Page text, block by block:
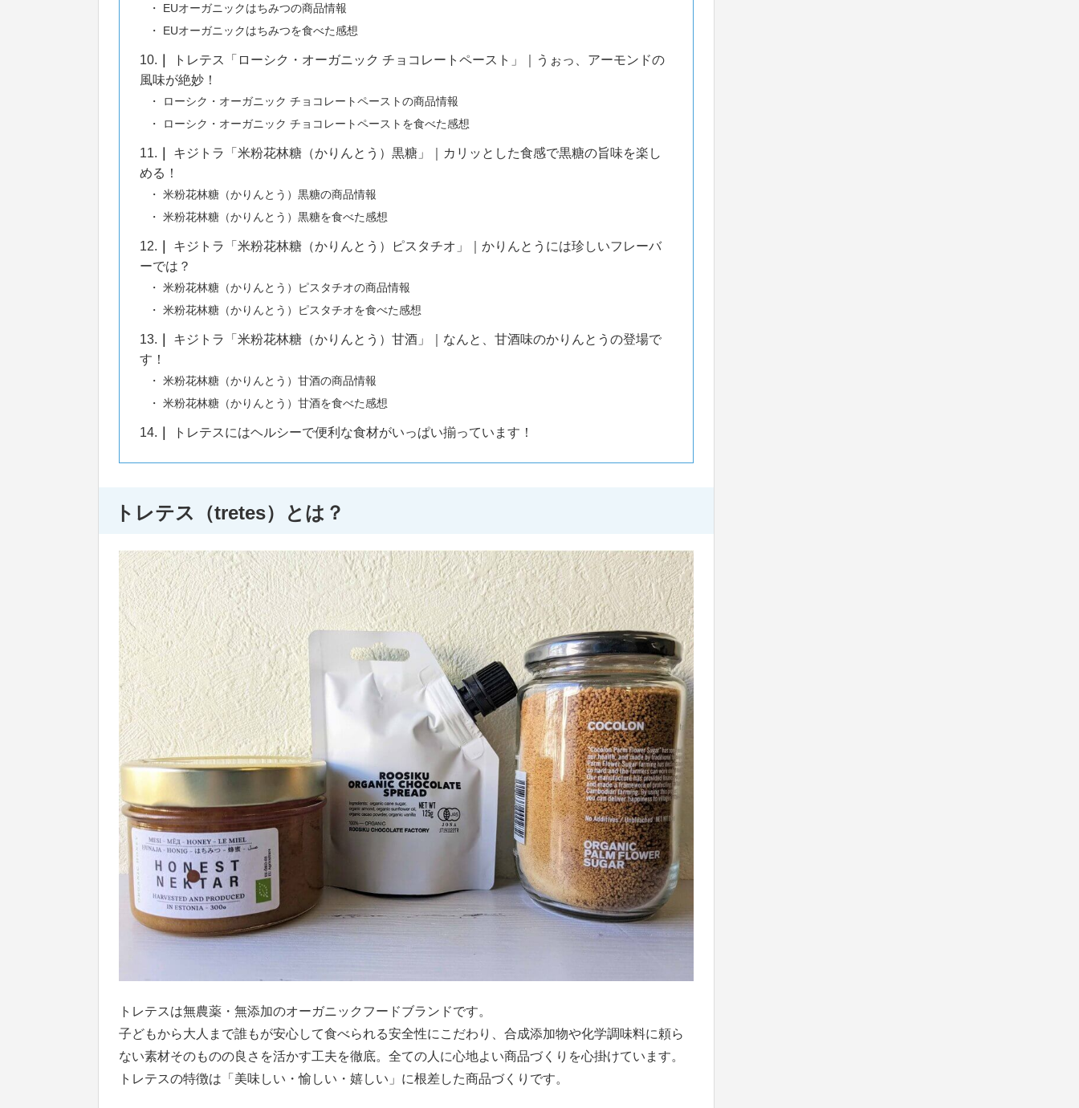
EUオーガニックはちみつの商品情報
EUオーガニックはちみつを食べた感想
10.
トレテス「ローシク・オーガニック チョコレートペースト」｜うぉっ、アーモンドの
風味が絶妙！
ローシク・オーガニック チョコレートペーストの商品情報
ローシク・オーガニック チョコレートペーストを食べた感想
11.
キジトラ「米粉花林糖（かりんとう）黒糖」｜カリッとした食感で黒糖の旨味を楽し
める！
米粉花林糖（かりんとう）黒糖の商品情報
米粉花林糖（かりんとう）黒糖を食べた感想
12.
キジトラ「米粉花林糖（かりんとう）ピスタチオ」｜かりんとうには珍しいフレーバ
ーでは？
米粉花林糖（かりんとう）ピスタチオの商品情報
米粉花林糖（かりんとう）ピスタチオを食べた感想
13.
キジトラ「米粉花林糖（かりんとう）甘酒」｜なんと、甘酒味のかりんとうの登場で
す！
米粉花林糖（かりんとう）甘酒の商品情報
米粉花林糖（かりんとう）甘酒を食べた感想
14. トレテスにはヘルシーで便利な食材がいっぱい揃っています！
トレテス（tretes）とは？
トレテスは無農薬・無添加のオーガニックフードブランドです。
子どもから大人まで誰もが安心して食べられる安全性にこだわり、合成添加物や化学調味料に頼ら
ない素材そのものの良さを活かす工夫を徹底。全ての人に心地よい商品づくりを心掛けています。
トレテスの特徴は「美味しい・愉しい・嬉しい」に根差した商品づくりです。